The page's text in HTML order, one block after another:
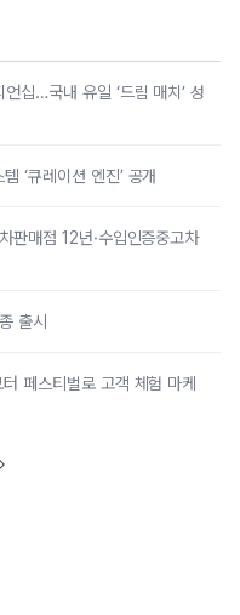
십…국내 유일 ‘드림 매치’ 성
‘큐레이션 엔진’ 공개
판매점 12년·수입인증중고차
출시
페스티벌로 고객 체험 마케